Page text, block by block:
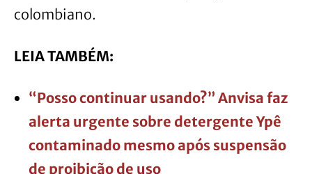
colombiano.
LEIA TAMBÉM:
“Posso continuar usando?” Anvisa faz
alerta urgente sobre detergente Ypê
contaminado mesmo após suspensão
de proibição de uso